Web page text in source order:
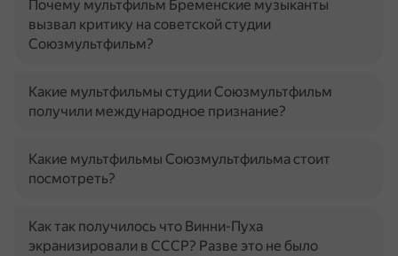
Почему мультфильм Бременские музыканты
вызвал критику на советской студии
Союзмультфильм?
Какие мультфильмы студии Союзмультфильм
получили международное признание?
Какие мультфильмы Союзмультфильма стоит
посмотреть?
Как так получилось что Винни-Пуха
экранизировали в СССР? Разве это не было